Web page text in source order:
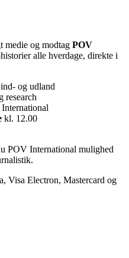
medie og modtag POV
alle hverdage, direkte i
og udland
research
kl. 12.00
POV International mulighed